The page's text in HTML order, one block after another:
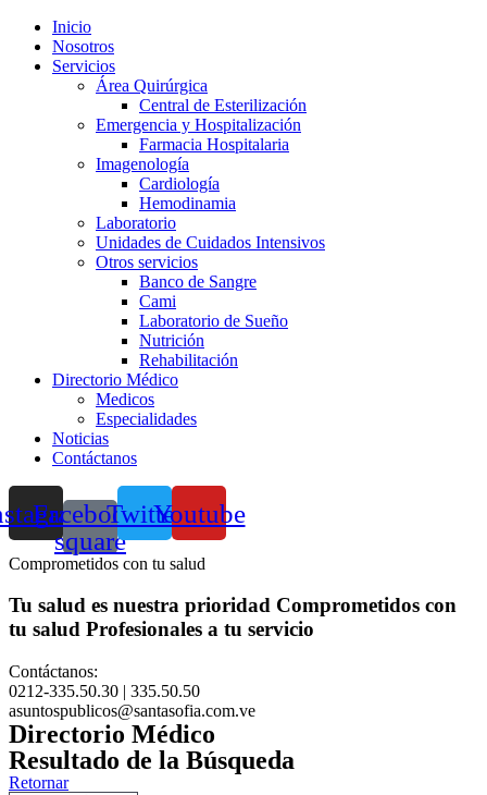
Inicio
Nosotros
Servicios
Área Quirúrgica
Central de Esterilización
Emergencia y Hospitalización
Farmacia Hospitalaria
Imagenología
Cardiología
Hemodinamia
Laboratorio
Unidades de Cuidados Intensivos
Otros servicios
Banco de Sangre
Cami
Laboratorio de Sueño
Nutrición
Rehabilitación
Directorio Médico
Medicos
Especialidades
Noticias
Contáctanos
Facebook-
square
TwitterYoutube
Comprometidos con tu salud
Tu salud es nuestra prioridad Comprometidos con
tu salud Profesionales a tu servicio
Contáctanos:
0212-335.50.30 | 335.50.50
asuntospublicos@santasofia.com.ve
Directorio Médico
Resultado de la Búsqueda
Retornar